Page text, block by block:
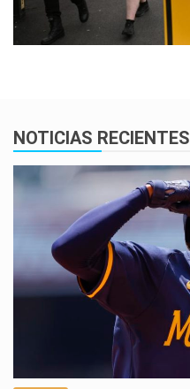
NOTICIAS RECIENTES